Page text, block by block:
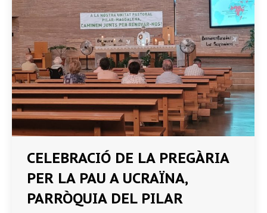
CELEBRACIÓ DE LA PREGÀRIA
PER LA PAU A UCRAÏNA,
PARRÒQUIA DEL PILAR